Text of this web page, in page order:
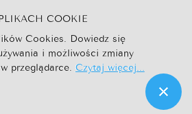
Go
COOKIE
Cookies. Dowiedz się
i możliwości zmiany
przeglądarce. Czytaj więcej...